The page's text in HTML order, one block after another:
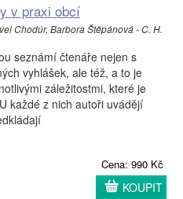
v praxi obcí
Chodúr, Barbora Štěpánová - C. H.
seznámí čtenáře nejen s
vyhlášek, ale též, a to je
záležitostmi, které je
každé z nich autoři uvádějí
Cena: 990 Kč
KOUPIT